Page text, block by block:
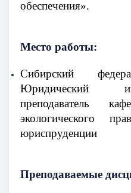
обеспечения».
Место работы:
Сибирский
Юридический
преподаватель
экологического
юриспруденции
Преподаваемые